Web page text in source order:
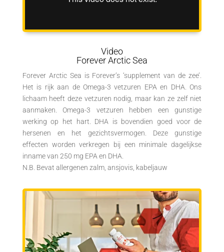
Video
Forever Arctic Sea
Forever Arctic Sea is Forever’s ‘supplement van de zee’.
Het is rijk aan de Omega-3 vetzuren EPA en DHA. Ons
lichaam heeft deze vetzuren nodig, maar kan ze zelf niet
aanmaken. Omega-3 vetzuren hebben een gunstige
werking op het hart. DHA is bovendien goed voor de
hersenen en het gezichtsvermogen. Deze gunstige
effecten worden verkregen bij een minimale dagelijkse
inname van 250 mg EPA en DHA.
N.B. Bevat allergenen zalm, ansjovis, kabeljauw